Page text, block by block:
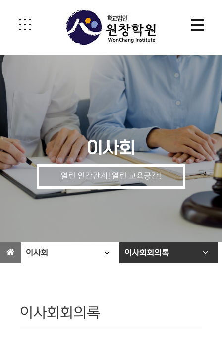
이사회
열린 인간관계! 열린 교육공간!
이사회 이사회회의록
이사회회의록